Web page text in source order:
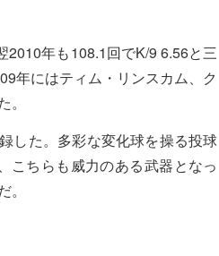
年も108.1回でK/9 6.56と三
年にはティム・リンスカム、ク
した。多彩な変化球を操る投球
こちらも威力のある武器となっ